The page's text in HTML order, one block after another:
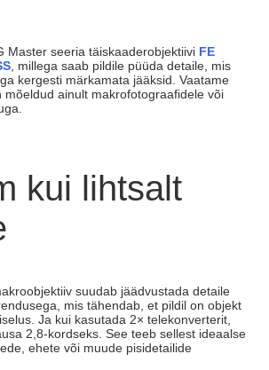
Master seeria täiskaaderobjektiivi FE
, millega saab pildile püüda detaile, mis
kergesti märkamata jääksid. Vaatame
mõeldud ainult makrofotograafidele või
kui lihtsalt
suudab jäädvustada detaile
mis tähendab, et pildil on objekt
Ja kui kasutada 2× telekonverterit,
2,8-kordseks. See teeb sellest ideaalse
ehete või muude pisidetailide